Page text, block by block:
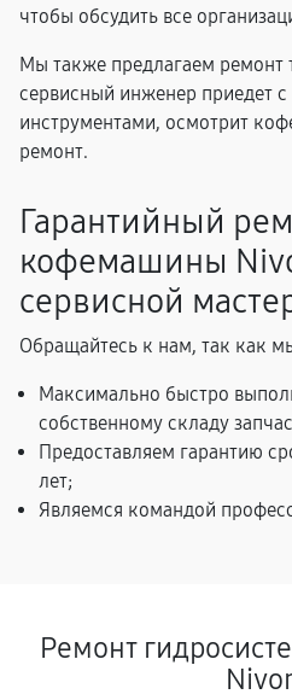
чтобы обсудить все
Мы также предлагаем ремонт
сервисный инженер приедет
инструментами, осмотрит
ремонт.
Гарантийный
кофемашины
сервисной
Обращайтесь к нам, так как
Максимально быстро
собственному складу
Предоставляем гарантию
лет;
Являемся командой
Ремонт